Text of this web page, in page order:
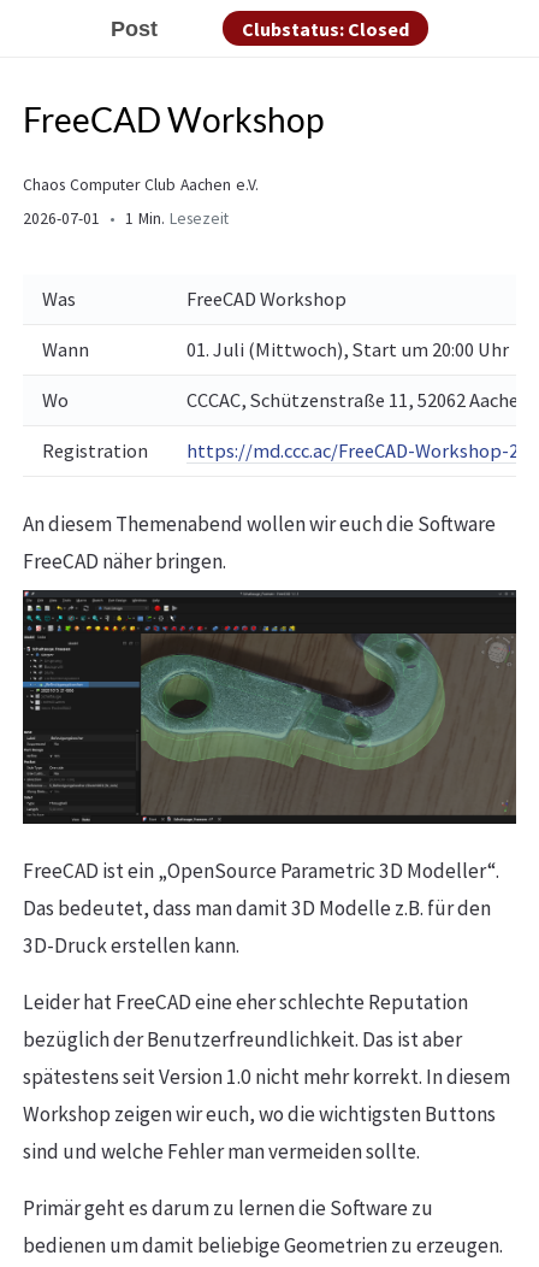
Post Clubstatus: Closed
FreeCAD Workshop
Chaos Computer Club Aachen e.V.
2026-07-01
1 Min. Lesezeit
Was FreeCAD Workshop
Wann 01. Juli (Mittwoch), Start um 20:00 Uhr
Wo CCCAC, Schützenstraße 11, 52062 Aachen
Registration https://md.ccc.ac/FreeCAD-Workshop-
An diesem Themenabend wollen wir euch die Software
FreeCAD näher bringen.
FreeCAD ist ein „OpenSource Parametric 3D Modeller“.
Das bedeutet, dass man damit 3D Modelle z.B. für den
3D-Druck erstellen kann.
Leider hat FreeCAD eine eher schlechte Reputation
bezüglich der Benutzerfreundlichkeit. Das ist aber
spätestens seit Version 1.0 nicht mehr korrekt. In diesem
Workshop zeigen wir euch, wo die wichtigsten Buttons
sind und welche Fehler man vermeiden sollte.
Primär geht es darum zu lernen die Software zu
bedienen um damit beliebige Geometrien zu erzeugen.